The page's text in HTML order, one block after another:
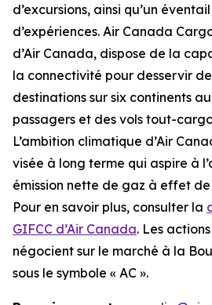
d’excursions, ainsi qu’un
d’expériences. Air Canada
d’Air Canada, dispose de la
la connectivité pour desservir
destinations sur six continents
passagers et des vols tout-
L’ambition climatique d’Air
visée à long terme qui aspire à
émission nette de gaz à effet de
Pour en savoir plus, consulter la
GIFCC d’Air Canada. Les
négocient sur le marché à la
sous le symbole « AC ».